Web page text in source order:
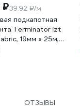
₽39.92 ₽/м
подкапотная
Terminator Izt
19мм х 25м,
0,25мм
ОТЗЫВЫ